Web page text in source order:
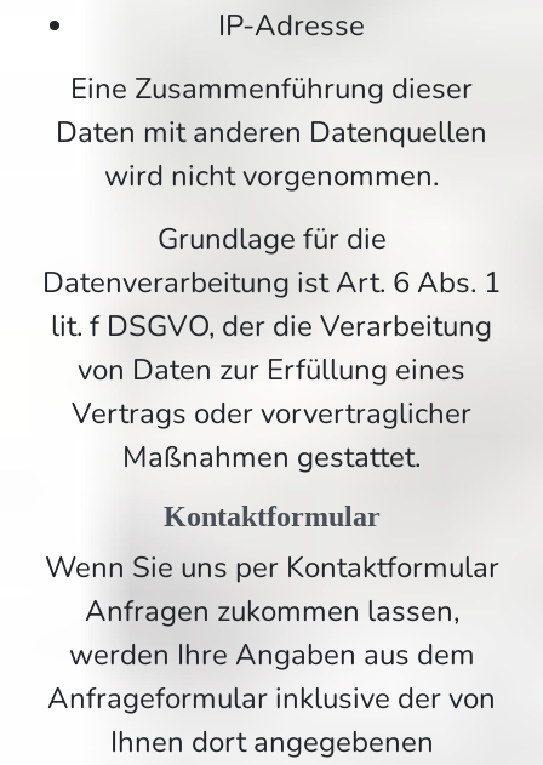
IP-Adresse
Eine Zusammenführung dieser
Daten mit anderen Datenquellen
wird nicht vorgenommen.
Grundlage für die
Datenverarbeitung ist Art. 6 Abs. 1
lit. f DSGVO, der die Verarbeitung
von Daten zur Erfüllung eines
Vertrags oder vorvertraglicher
Maßnahmen gestattet.
Kontaktformular
Wenn Sie uns per Kontaktformular
Anfragen zukommen lassen,
werden Ihre Angaben aus dem
Anfrageformular inklusive der von
Ihnen dort angegebenen